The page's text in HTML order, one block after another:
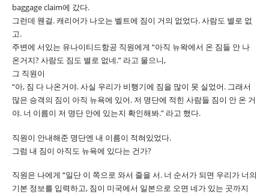
baggage claim에 갔다.
그런데 웬걸. 캐리어가 나오는 벨트에 짐이 거의 없었다. 사람도 별로 없
고.
주변에 서있는 유나이티드항공 직원에게 “아직 뉴왁에서 온 짐들 안 나
온거지? 사람도 짐도 별로 없네.” 라고 물으니,
그 직원이
“아, 짐 다 나온거야. 사실 우리가 비행기에 짐을 많이 못 실었어. 그래서
많은 승객의 짐이 아직 뉴욕에 있어. 저 명단에 적힌 사람들 짐이 안 온 거
야. 너 이름이 저 명단 안에 있는지 확인해봐.” 라고 했다.
직원이 안내해준 명단엔 내 이름이 적혀있었다.
그럼 내 짐이 아직도 뉴욕에 있다는 건가?
직원은 나에게 “일단 이 쪽으로 와서 줄을 서. 너 순서가 되면 우리가 너의
기본 정보를 입력하고, 짐이 미국에서 일본으로 오면 네가 있는 곳까지